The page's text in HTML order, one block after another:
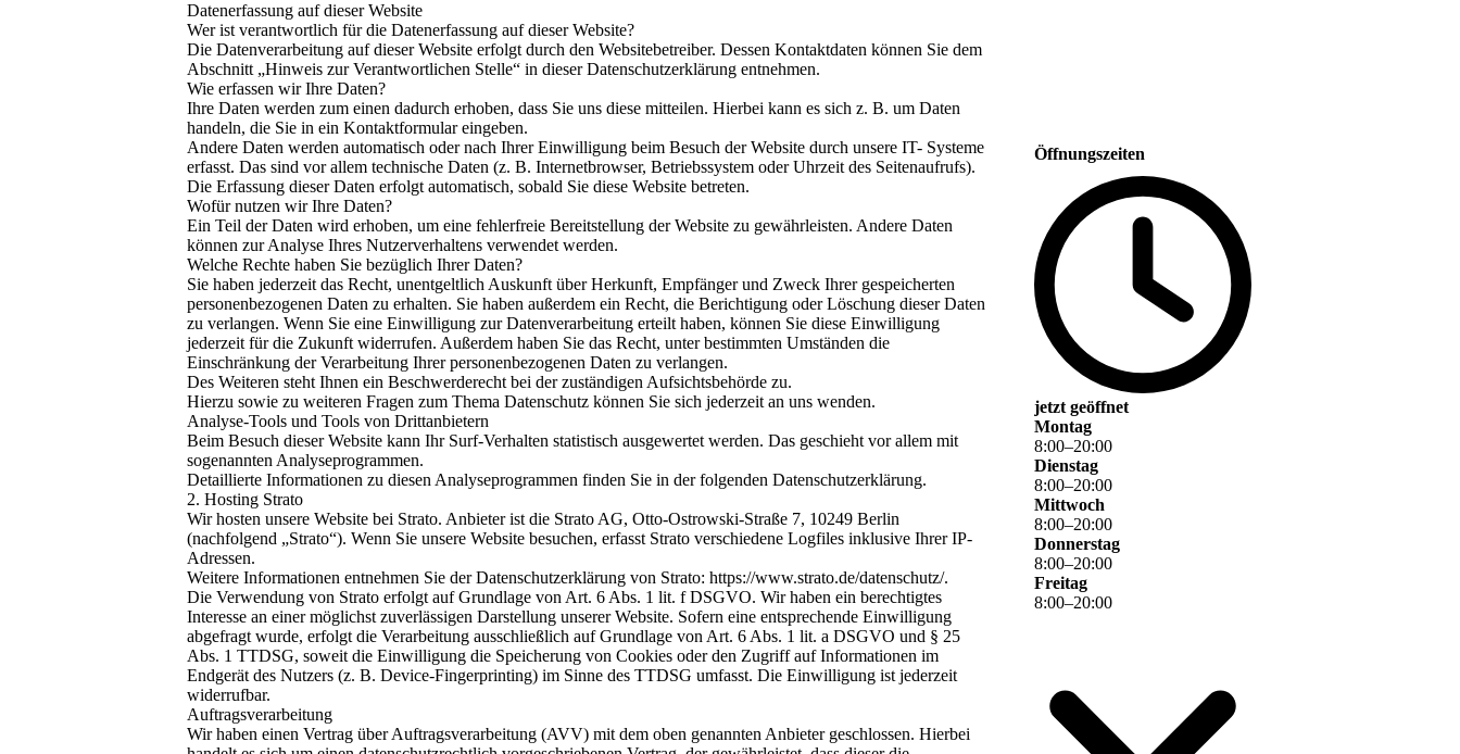
Datenerfassung auf dieser Website
Wer ist verantwortlich für die Datenerfassung auf dieser Website?
Die Datenverarbeitung auf dieser Website erfolgt durch den Websitebetreiber. Dessen Kontaktdaten können Sie dem
Abschnitt „Hinweis zur Verantwortlichen Stelle“ in dieser Datenschutzerklärung entnehmen.
Wie erfassen wir Ihre Daten?
Ihre Daten werden zum einen dadurch erhoben, dass Sie uns diese mitteilen. Hierbei kann es sich z. B. um Daten
handeln, die Sie in ein Kontaktformular eingeben.
Andere Daten werden automatisch oder nach Ihrer Einwilligung beim Besuch der Website durch unsere IT- Systeme
erfasst. Das sind vor allem technische Daten (z. B. Internetbrowser, Betriebssystem oder Uhrzeit des Seitenaufrufs).
Die Erfassung dieser Daten erfolgt automatisch, sobald Sie diese Website betreten.
Wofür nutzen wir Ihre Daten?
Ein Teil der Daten wird erhoben, um eine fehlerfreie Bereitstellung der Website zu gewährleisten. Andere Daten
können zur Analyse Ihres Nutzerverhaltens verwendet werden.
Welche Rechte haben Sie bezüglich Ihrer Daten?
Sie haben jederzeit das Recht, unentgeltlich Auskunft über Herkunft, Empfänger und Zweck Ihrer gespeicherten
personenbezogenen Daten zu erhalten. Sie haben außerdem ein Recht, die Berichtigung oder Löschung dieser Daten
zu verlangen. Wenn Sie eine Einwilligung zur Datenverarbeitung erteilt haben, können Sie diese Einwilligung
jederzeit für die Zukunft widerrufen. Außerdem haben Sie das Recht, unter bestimmten Umständen die
Einschränkung der Verarbeitung Ihrer personenbezogenen Daten zu verlangen.
Des Weiteren steht Ihnen ein Beschwerderecht bei der zuständigen Aufsichtsbehörde zu.
Hierzu sowie zu weiteren Fragen zum Thema Datenschutz können Sie sich jederzeit an uns wenden.
Analyse-Tools und Tools von Drittanbietern
Beim Besuch dieser Website kann Ihr Surf-Verhalten statistisch ausgewertet werden. Das geschieht vor allem mit
sogenannten Analyseprogrammen.
Detaillierte Informationen zu diesen Analyseprogrammen finden Sie in der folgenden Datenschutzerklärung.
2. Hosting Strato
Wir hosten unsere Website bei Strato. Anbieter ist die Strato AG, Otto-Ostrowski-Straße 7, 10249 Berlin
(nachfolgend „Strato“). Wenn Sie unsere Website besuchen, erfasst Strato verschiedene Logfiles inklusive Ihrer IP-
Adressen.
Weitere Informationen entnehmen Sie der Datenschutzerklärung von Strato: https://www.strato.de/datenschutz/.
Die Verwendung von Strato erfolgt auf Grundlage von Art. 6 Abs. 1 lit. f DSGVO. Wir haben ein berechtigtes
Interesse an einer möglichst zuverlässigen Darstellung unserer Website. Sofern eine entsprechende Einwilligung
abgefragt wurde, erfolgt die Verarbeitung ausschließlich auf Grundlage von Art. 6 Abs. 1 lit. a DSGVO und § 25
Abs. 1 TTDSG, soweit die Einwilligung die Speicherung von Cookies oder den Zugriff auf Informationen im
Endgerät des Nutzers (z. B. Device-Fingerprinting) im Sinne des TTDSG umfasst. Die Einwilligung ist jederzeit
widerrufbar.
Auftragsverarbeitung
Wir haben einen Vertrag über Auftragsverarbeitung (AVV) mit dem oben genannten Anbieter geschlossen. Hierbei
Öffnungszeiten
jetzt geöffnet
Montag
8:00–20:00
Dienstag
8:00–20:00
Mittwoch
8:00–20:00
Donnerstag
8:00–20:00
Freitag
8:00–20:00